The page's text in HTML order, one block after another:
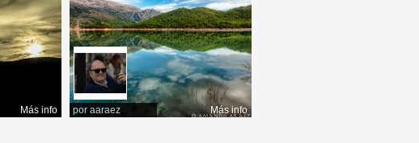
Más info por aaraez Más info